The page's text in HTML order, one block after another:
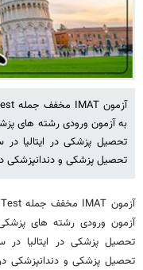
به آزمون ورودی رشته های
تحصیل پزشکی در ایتالیا
تحصیل پزشکی و دندانپزشکی
آزمون ورودی رشته های
تحصیل پزشکی در ایتالیا در
تحصیل پزشکی و دندانپزشکی